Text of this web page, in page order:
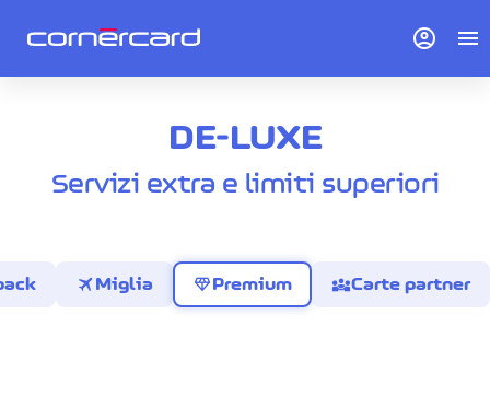
DE-LUXE
Servizi extra e limiti superiori
travel Miglia diamondPremium diversity_3Carte partner
account_circle menu